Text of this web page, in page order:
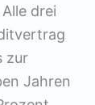
drei
zur
Jahren